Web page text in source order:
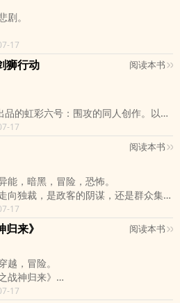
有名字（能力不足者），有些则自取姓
名字（能力强大者）。
一份子还有个条件—必须不曾”魔化”，
己的意志力控制不了超能力，一旦魔化
赛，也只能待在主国的贵族区，无法成
尊者者，不限人数，只要一个月的时间
来且无魔化过者，便可能成为尊者，拥
者有着极大的”地位落差”，无能力者只
拉岛，即便死于能力者之手，也无可奈
无能力者共101名，只要无能力者能生
离开席拉岛，前往主国；而这101名无
”—将一生待在席拉岛；主角--夜流
能力者所生，在席拉岛上死过一次，
能力觉醒，因此，晋升为生存游戏参加
能力者能胜出，且成为尊之界的一员
当真是名副其实的神圣之地吗?
主角的故事，将揭露尊之界黑暗的一
逐渐竟被曾经担任模特儿的荆匀翎吸
诱惑与委托、以及超级人类追杀下，湛
这致命委托...
本计划，小说须改为收费，请多多指
剧。
向远处的天空，那里积累着极厚的云
自己能在这里出生。她身在的地方是温
大的建筑物，在这里能够看到一望无际
一直相当向往外面的世界，她想知道
什么存在。
17
狮行动 阅读本书
的虹彩六号：围攻的同人创作。以东
章「剑狮行动」，加上来自两岸的特勤
除了要对抗宿敌白面具，更必须阻止一
擡头的国际危机。
17
阅读本书
能，暗黑，冒险，恐怖。
向独裁，是政客的阴谋，还是群众集体
而代之的是借着贪婪的无情杀戮，而政
带来真正和平。
庭破碎的无辜灵魂，自从父亲无故加入
用各种利器‌凌‍辱‎‍‌他从而获得情绪的‌‍‌
信世界的美好，只相信失心人计划能让
得心灵的平静，于是他选择将自己交给
17
归来》 阅读本书
越，冒险。
战神归来》
：
17